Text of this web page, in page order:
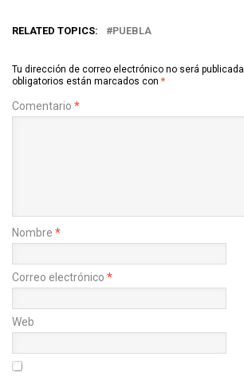
RELATED TOPICS: PUEBLA
Tu dirección de correo electrónico no será publicada.
obligatorios están marcados con *
Comentario *
Nombre *
Correo electrónico *
Web